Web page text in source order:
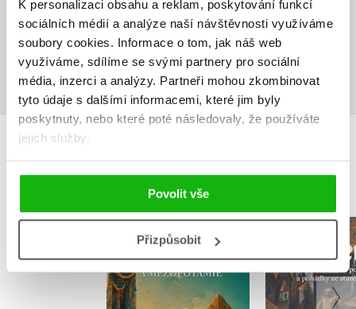
K personalizaci obsahu a reklam, poskytování funkcí
sociálních médií a analýze naší návštěvnosti využíváme
soubory cookies. Informace o tom, jak náš web
využíváme, sdílíme se svými partnery pro sociální
média, inzerci a analýzy. Partneři mohou zkombinovat
tyto údaje s dalšími informacemi, které jim byly
poskytnuty, nebo které poté následovaly, že používáte
jejich služby.
Povolit vše
Přizpůsobit
Uživatelskou recenzi mohou vkládat pouze registrovaní uživatelé
Přihlásit
MOHLO BY VÁS TAKÉ ZAJÍMAT
Báje a pověsti
starého Egypta a
Mezopotámie
Eduard Petiška
Eduard